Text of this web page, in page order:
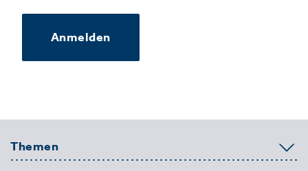
Anmelden
Themen